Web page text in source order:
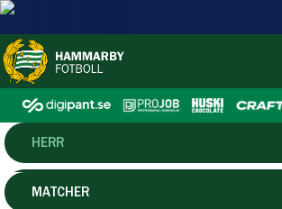
HERR
DAM
MATCHER